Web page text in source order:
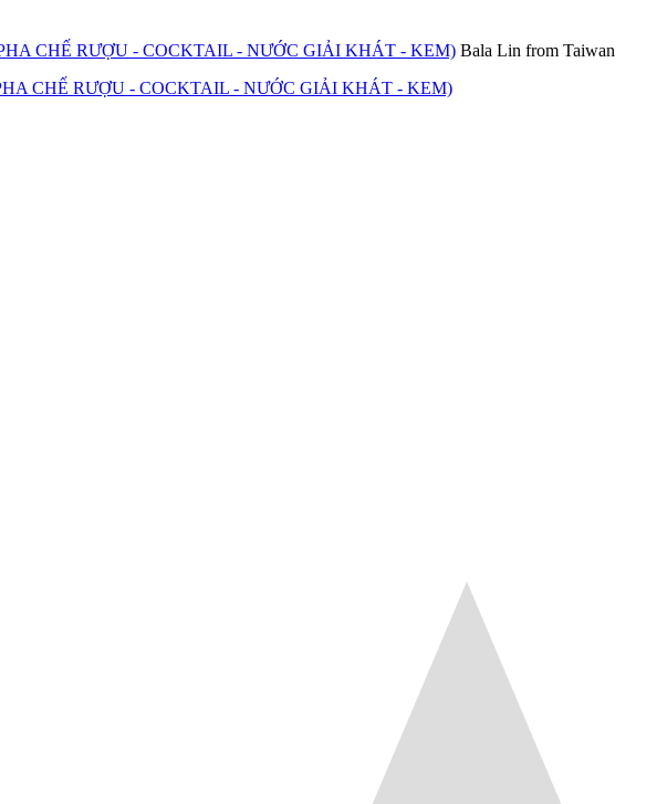
CHẾ RƯỢU - COCKTAIL - NƯỚC GIẢI KHÁT - KEM) Bala Lin from Taiwan
CHẾ RƯỢU - COCKTAIL - NƯỚC GIẢI KHÁT - KEM)